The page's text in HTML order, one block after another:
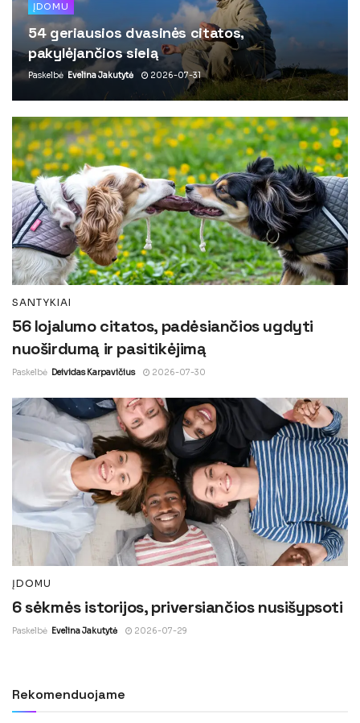
ĮDOMU
54 geriausios dvasinės citatos,
pakylėjančios sielą
Paskelbė Evelina Jakutytė 2026-07-31
SANTYKIAI
56 lojalumo citatos, padėsiančios ugdyti
nuoširdumą ir pasitikėjimą
Paskelbė Deividas Karpavičius 2026-07-30
ĮDOMU
6 sėkmės istorijos, priversiančios nusišypsoti
Paskelbė Evelina Jakutytė 2026-07-29
Rekomenduojame